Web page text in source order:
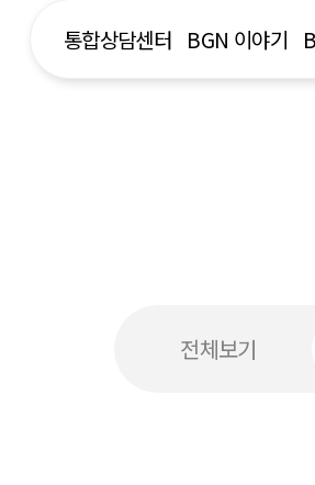
통합상담센터 BGN 이야기
전체보기